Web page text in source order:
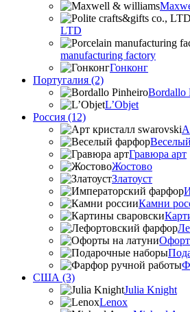
LTD
manufacturing factory
Гонконг
Португалия (2)
Bordallo
L’Objet
Россия (12)
Гравюра арт
Жостово
Златоуст
Камни
США (3)
Julia Knight
Lenox